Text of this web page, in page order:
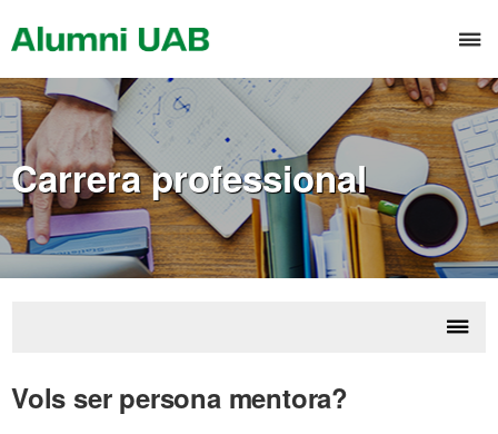
contenido
Carrera professional
Vols ser persona mentora?